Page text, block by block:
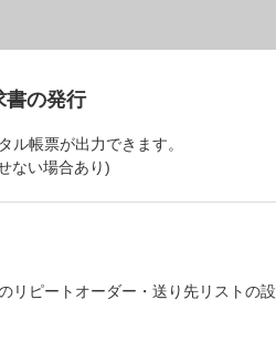
書の発行
ル帳票が出力できます。
ない場合あり)
リピートオーダー・送り先リストの設